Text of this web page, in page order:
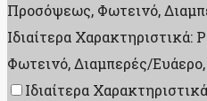
Προσόψεως, Φωτεινό,
Ιδιαίτερα Χαρακτηριστικά:
Φωτεινό, Διαμπερές/
Ιδιαίτερα